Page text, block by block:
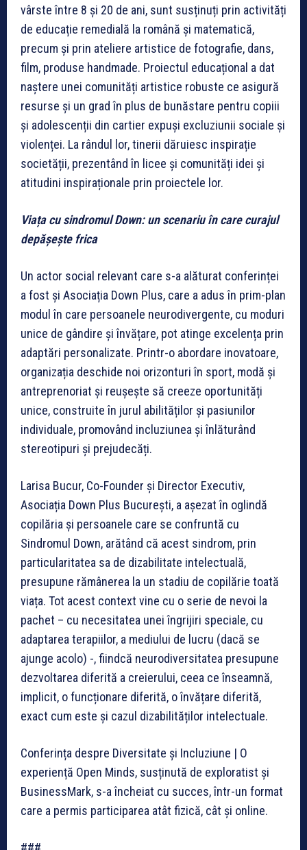
vârste între 8 și 20 de ani, sunt susținuți prin activități
de educație remedială la română și matematică,
precum și prin ateliere artistice de fotografie, dans,
film, produse handmade. Proiectul educațional a dat
naștere unei comunități artistice robuste ce asigură
resurse și un grad în plus de bunăstare pentru copiii
și adolescenții din cartier expuși excluziunii sociale și
violenței. La rândul lor, tinerii dăruiesc inspirație
societății, prezentând în licee și comunități idei și
atitudini inspiraționale prin proiectele lor.
Viața cu sindromul Down: un scenariu în care curajul
depășește frica
Un actor social relevant care s-a alăturat conferinței
a fost și Asociația Down Plus, care a adus în prim-plan
modul în care persoanele neurodivergente, cu moduri
unice de gândire și învățare, pot atinge excelența prin
adaptări personalizate. Printr-o abordare inovatoare,
organizația deschide noi orizonturi în sport, modă și
antreprenoriat și reușește să creeze oportunități
unice, construite în jurul abilităților și pasiunilor
individuale, promovând incluziunea și înlăturând
stereotipuri și prejudecăți.
Larisa Bucur, Co-Founder și Director Executiv,
Asociația Down Plus București, a așezat în oglindă
copilăria și persoanele care se confruntă cu
Sindromul Down, arătând că acest sindrom, prin
particularitatea sa de dizabilitate intelectuală,
presupune rămânerea la un stadiu de copilărie toată
viața. Tot acest context vine cu o serie de nevoi la
pachet – cu necesitatea unei îngrijiri speciale, cu
adaptarea terapiilor, a mediului de lucru (dacă se
ajunge acolo) -, fiindcă neurodiversitatea presupune
dezvoltarea diferită a creierului, ceea ce înseamnă,
implicit, o funcționare diferită, o învățare diferită,
exact cum este și cazul dizabilităților intelectuale.
Conferința despre Diversitate și Incluziune | O
experiență Open Minds, susținută de exploratist și
BusinessMark, s-a încheiat cu succes, într-un format
care a permis participarea atât fizică, cât și online.